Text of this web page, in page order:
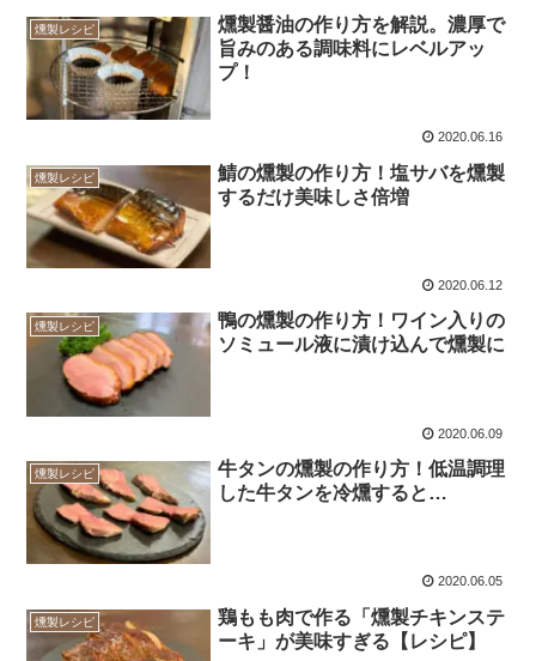
燻製レシピ
燻製醤油の作り方を解説。濃厚で
旨みのある調味料にレベルアッ
プ！
2020.06.16
燻製レシピ
鯖の燻製の作り方！塩サバを燻製
するだけ美味しさ倍増
2020.06.12
燻製レシピ
鴨の燻製の作り方！ワイン入りの
ソミュール液に漬け込んで燻製に
2020.06.09
燻製レシピ
牛タンの燻製の作り方！低温調理
した牛タンを冷燻すると…
2020.06.05
燻製レシピ
鶏もも肉で作る「燻製チキンステ
ーキ」が美味すぎる【レシピ】